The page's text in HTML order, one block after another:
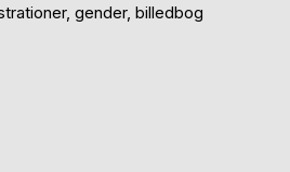
gender, billedbog